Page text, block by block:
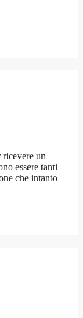
ricevere un
essere tanti
che intanto